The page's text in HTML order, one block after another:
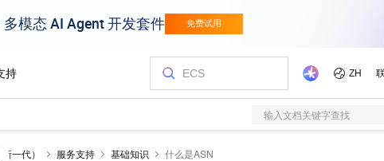
输入文档关键字查找
一代） 服务支持 基础知识 什么是ASN